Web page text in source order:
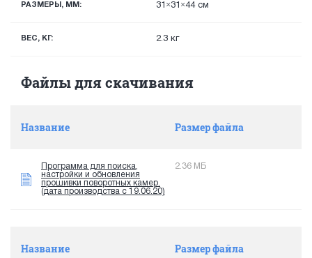
РАЗМЕРЫ, ММ: 31×31×44 см
ВЕС, КГ: 2.3 кг
Файлы для скачивания
Название Размер файла
Программа для поиска,
настройки и обновления
прошивки поворотных камер.
(дата производства с 19.06.20)
2.36 МБ
Название Размер файла